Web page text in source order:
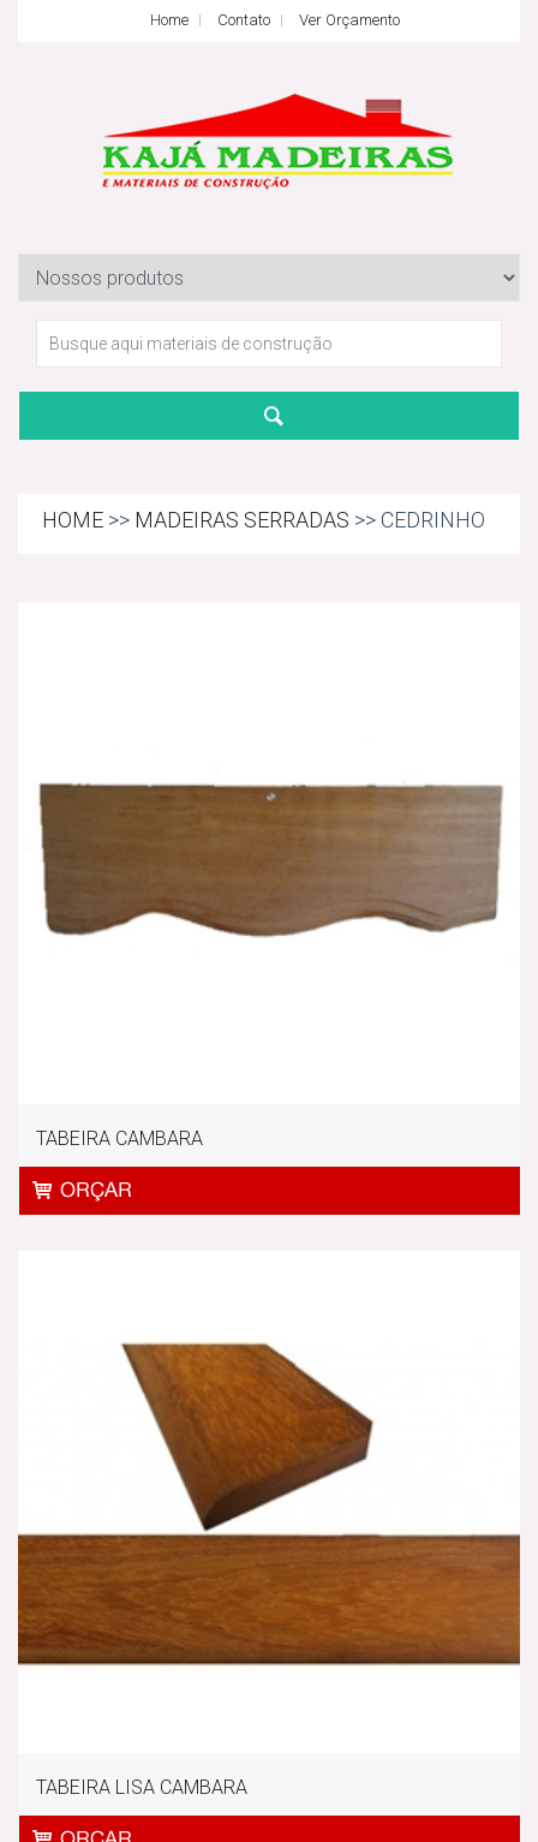
Home Contato Ver Orçamento
HOME >> MADEIRAS SERRADAS >> CEDRINHO
TABEIRA CAMBARA
TABEIRA LISA CAMBARA